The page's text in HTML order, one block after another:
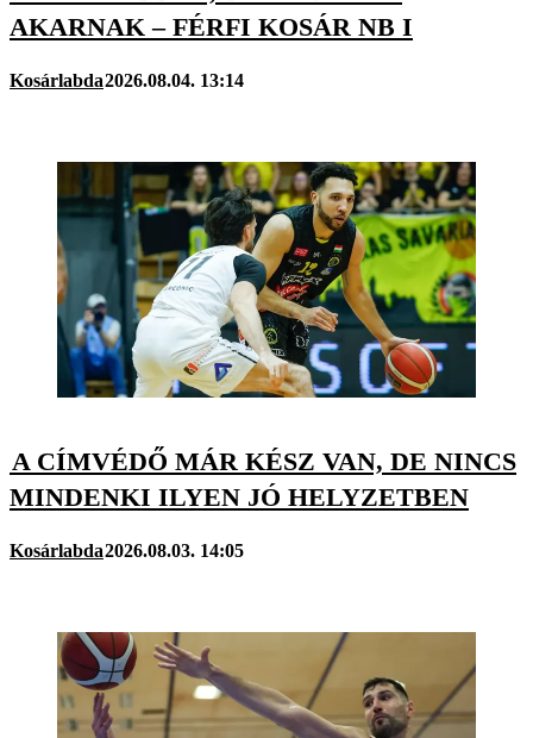
AKARNAK – FÉRFI KOSÁR NB I
Kosárlabda2026.08.04. 13:14
A CÍMVÉDŐ MÁR KÉSZ VAN, DE NINCS
MINDENKI ILYEN JÓ HELYZETBEN
Kosárlabda2026.08.03. 14:05